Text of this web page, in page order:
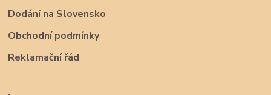
Dodání na Slovensko
Obchodní podmínky
Reklamační řád